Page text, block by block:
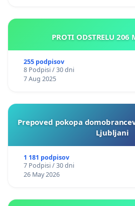
PROTI ODSTRELU 206
255 podpisov
8 Podpisi / 30 dni
7 Aug 2025
Prepoved pokopa
Ljubljani
1 181 podpisov
7 Podpisi / 30 dni
26 May 2026